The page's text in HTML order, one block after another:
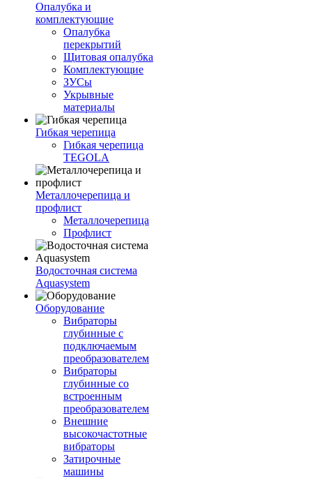
Опалубка и
комплектующие
Опалубка
перекрытий
Щитовая опалубка
Комплектующие
ЗУСы
Укрывные
материалы
Гибкая черепица
Гибкая черепица
TEGOLA
Металлочерепица и
профлист
Металлочерепица
Профлист
Водосточная система
Aquasystem
Оборудование
Вибраторы
глубинные с
подключаемым
преобразователем
Вибраторы
глубинные со
встроенным
преобразователем
Внешние
высокочастотные
вибраторы
Затирочные
машины